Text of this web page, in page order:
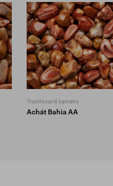
Tromlované kameny
Achát Bahia AA